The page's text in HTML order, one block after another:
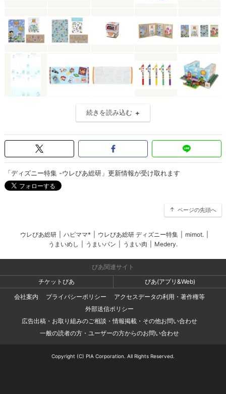
続きを読み込む
「ディズニー特集 -ウレぴあ総研」更新情報が受け取れます
ページの先頭へ
ウレぴあ総研 ハピママ* ウレぴあ総研 ディズニー特集 mimot.
うまいめし
うまいパン うまい肉 Medery.
ぴあ関連サイト
チケットぴあ
ぴあ(アプリ&Web)
会社案内
プライバシーポリシー
アクセスデータの利用・著作権等
外部送信ポリシー
広告出稿・お取り組みのご相談・情報掲載・その他お問い合わせ
一般の読者の方・ユーザーの方からのお問い合わせ
Copyright (C) PIA Corporation. All Rights Reserved.